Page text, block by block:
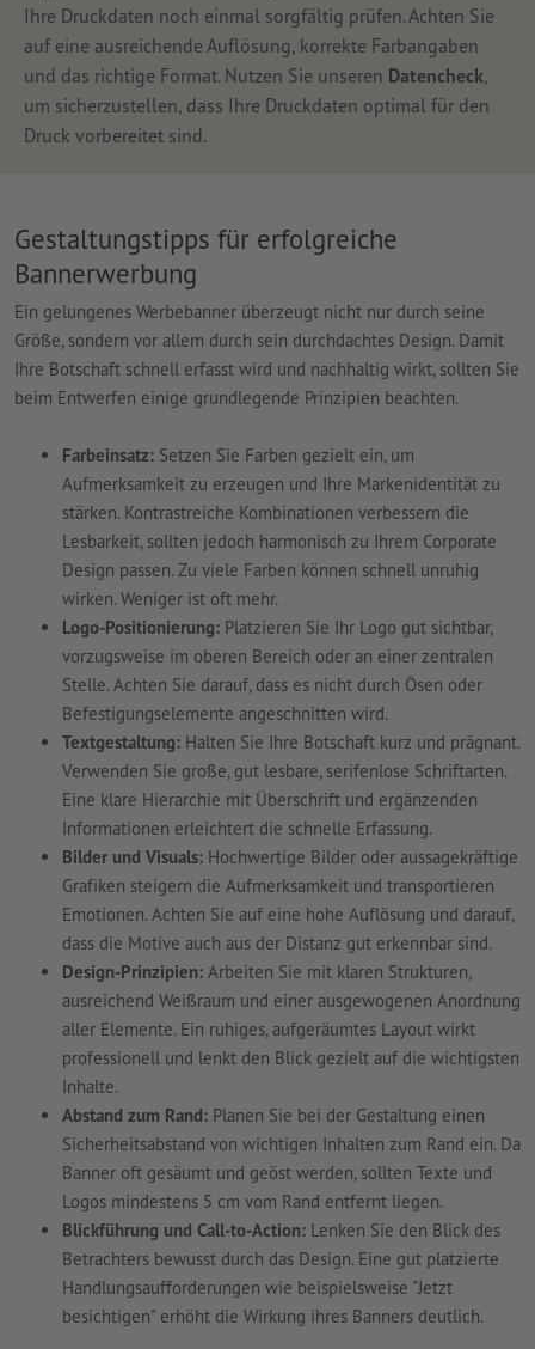
Ihre Druckdaten noch einmal sorgfältig prüfen. Achten Sie
auf eine ausreichende Auflösung, korrekte Farbangaben
und das richtige Format. Nutzen Sie unseren Datencheck,
um sicherzustellen, dass Ihre Druckdaten optimal für den
Druck vorbereitet sind.
Gestaltungstipps für erfolgreiche
Bannerwerbung
Ein gelungenes Werbebanner überzeugt nicht nur durch seine
Größe, sondern vor allem durch sein durchdachtes Design. Damit
Ihre Botschaft schnell erfasst wird und nachhaltig wirkt, sollten Sie
beim Entwerfen einige grundlegende Prinzipien beachten.
Farbeinsatz: Setzen Sie Farben gezielt ein, um
Aufmerksamkeit zu erzeugen und Ihre Markenidentität zu
stärken. Kontrastreiche Kombinationen verbessern die
Lesbarkeit, sollten jedoch harmonisch zu Ihrem Corporate
Design passen. Zu viele Farben können schnell unruhig
wirken. Weniger ist oft mehr.
Logo-Positionierung: Platzieren Sie Ihr Logo gut sichtbar,
vorzugsweise im oberen Bereich oder an einer zentralen
Stelle. Achten Sie darauf, dass es nicht durch Ösen oder
Befestigungselemente angeschnitten wird.
Textgestaltung: Halten Sie Ihre Botschaft kurz und prägnant.
Verwenden Sie große, gut lesbare, serifenlose Schriftarten.
Eine klare Hierarchie mit Überschrift und ergänzenden
Informationen erleichtert die schnelle Erfassung.
Bilder und Visuals: Hochwertige Bilder oder aussagekräftige
Grafiken steigern die Aufmerksamkeit und transportieren
Emotionen. Achten Sie auf eine hohe Auflösung und darauf,
dass die Motive auch aus der Distanz gut erkennbar sind.
Design-Prinzipien: Arbeiten Sie mit klaren Strukturen,
ausreichend Weißraum und einer ausgewogenen Anordnung
aller Elemente. Ein ruhiges, aufgeräumtes Layout wirkt
professionell und lenkt den Blick gezielt auf die wichtigsten
Inhalte.
Abstand zum Rand: Planen Sie bei der Gestaltung einen
Sicherheitsabstand von wichtigen Inhalten zum Rand ein. Da
Banner oft gesäumt und geöst werden, sollten Texte und
Logos mindestens 5 cm vom Rand entfernt liegen.
Blickführung und Call-to-Action: Lenken Sie den Blick des
Betrachters bewusst durch das Design. Eine gut platzierte
Handlungsaufforderungen wie beispielsweise "Jetzt
besichtigen" erhöht die Wirkung ihres Banners deutlich.